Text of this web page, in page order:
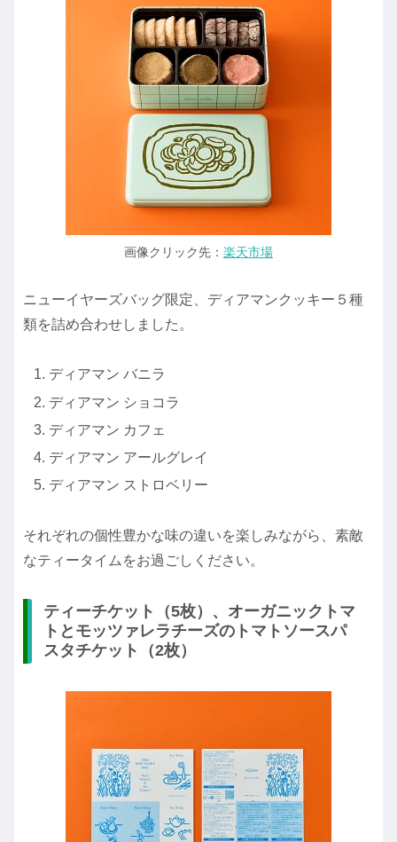
画像クリック先： 楽天市場
ニューイヤーズバッグ限定、ディアマンクッキー５種
類を詰め合わせしました。
ディアマン バニラ
ディアマン ショコラ
ディアマン カフェ
ディアマン アールグレイ
ディアマン ストロベリー
それぞれの個性豊かな味の違いを楽しみながら、素敵
なティータイムをお過ごしください。
ティーチケット（5枚）、オーガニックトマ
トとモッツァレラチーズのトマトソースパ
スタチケット（2枚）